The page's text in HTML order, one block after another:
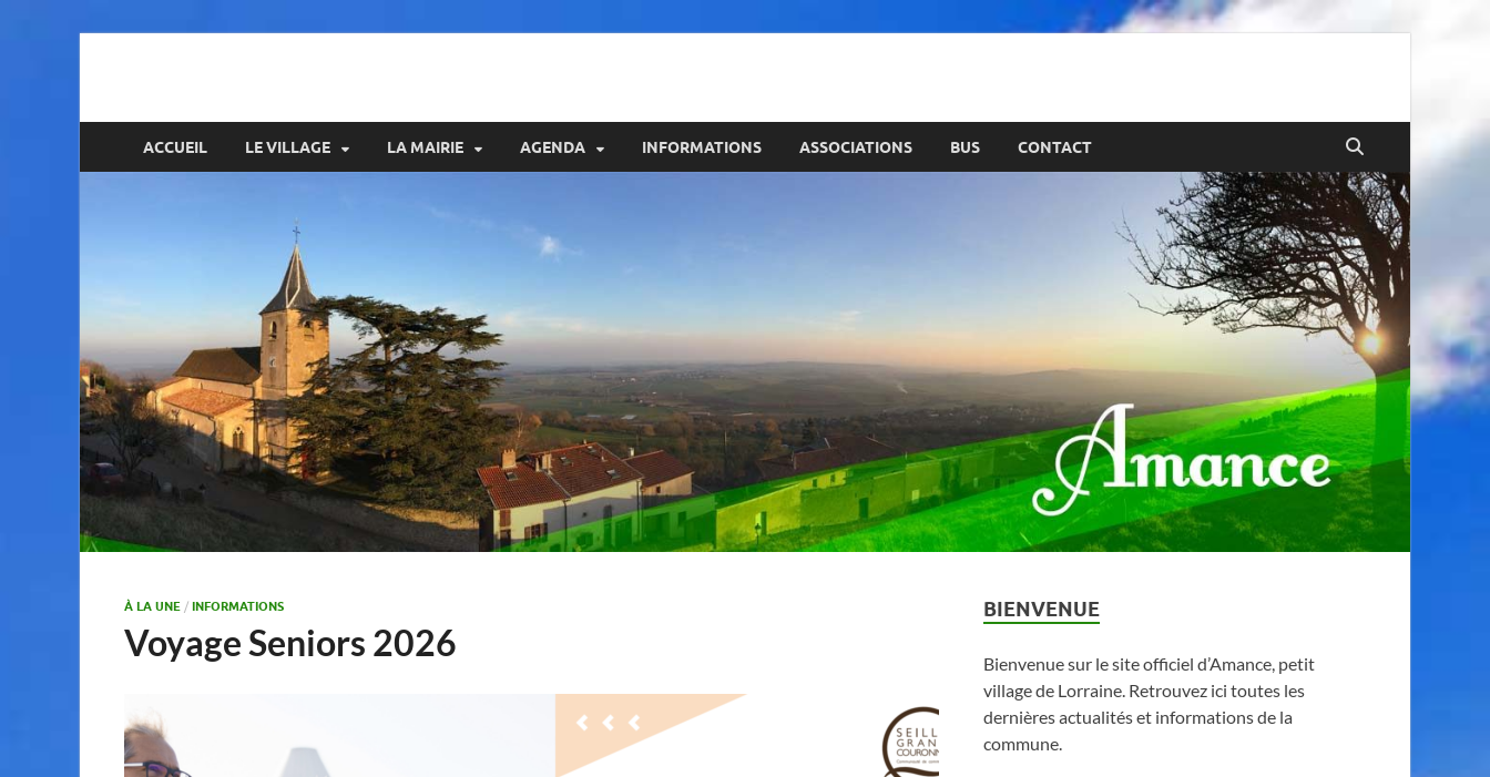
Amance
ACCUEIL LE VILLAGE LA MAIRIE AGENDA INFORMATIONS ASSOCIATIONS BUS CONTACT
À LA UNE / INFORMATIONS
Voyage Seniors 2026
BIENVENUE
Bienvenue sur le site officiel d’Amance, petit
village de Lorraine. Retrouvez ici toutes les
dernières actualités et informations de la
commune.